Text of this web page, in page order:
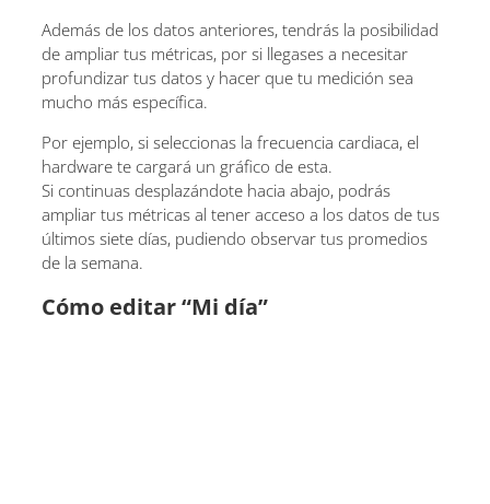
Además de los datos anteriores, tendrás la posibilidad
de ampliar tus métricas, por si llegases a necesitar
profundizar tus datos y hacer que tu medición sea
mucho más específica.
Por ejemplo, si seleccionas la frecuencia cardiaca, el
hardware te cargará un gráfico de esta.
Si continuas desplazándote hacia abajo, podrás
ampliar tus métricas al tener acceso a los datos de tus
últimos siete días, pudiendo observar tus promedios
de la semana.
Cómo editar “Mi día”